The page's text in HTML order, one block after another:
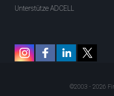
Unterstütze ADCELL
©2003 - 2026